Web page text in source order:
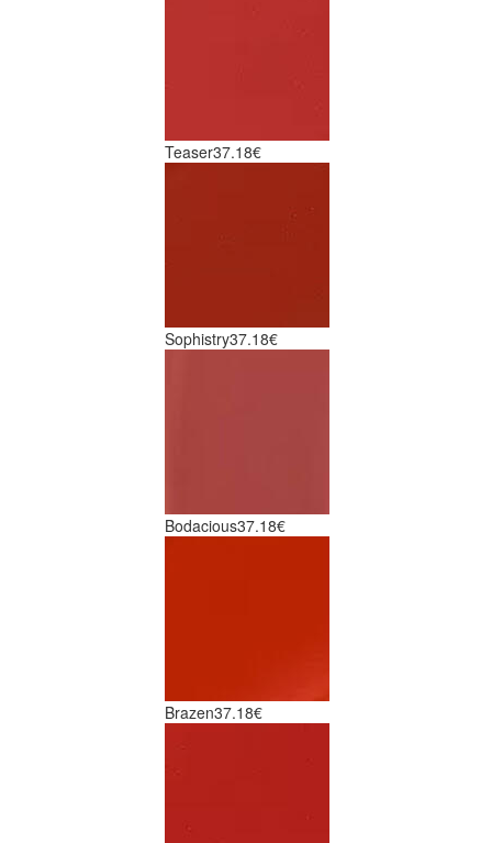
Teaser37.18€
Sophistry37.18€
Bodacious37.18€
Brazen37.18€